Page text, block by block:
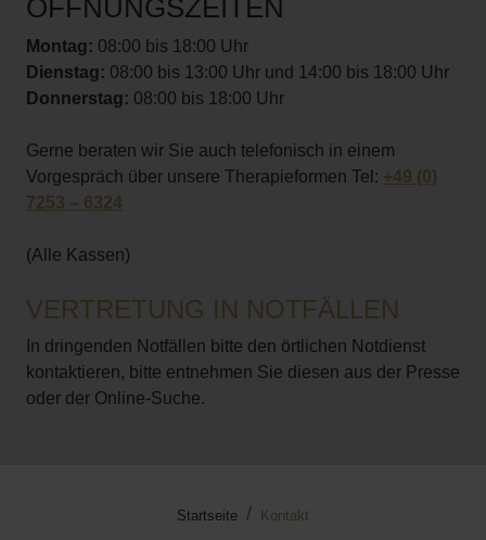
ÖFFNUNGSZEITEN
Montag: 08:00 bis 18:00 Uhr
Dienstag: 08:00 bis 13:00 Uhr und 14:00 bis 18:00 Uhr
Donnerstag: 08:00 bis 18:00 Uhr
Gerne beraten wir Sie auch telefonisch in einem
Vorgespräch über unsere Therapieformen Tel: +49 (0)
7253 – 6324
(Alle Kassen)
VERTRETUNG IN NOTFÄLLEN
In dringenden Notfällen bitte den örtlichen Notdienst
kontaktieren, bitte entnehmen Sie diesen aus der Presse
oder der Online-Suche.
Startseite Kontakt